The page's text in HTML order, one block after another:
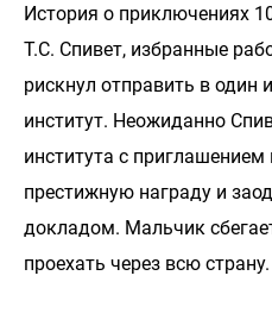
История о приключениях
Т.С. Спивет, избранные
рискнул отправить в один
институт. Неожиданно
института с приглашением
престижную награду и
докладом. Мальчик
проехать через всю страну.